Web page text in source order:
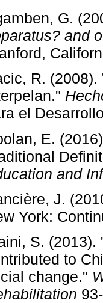
G.
and
R.
el
E.
and
J.
York:
S. (2013).
to
change."